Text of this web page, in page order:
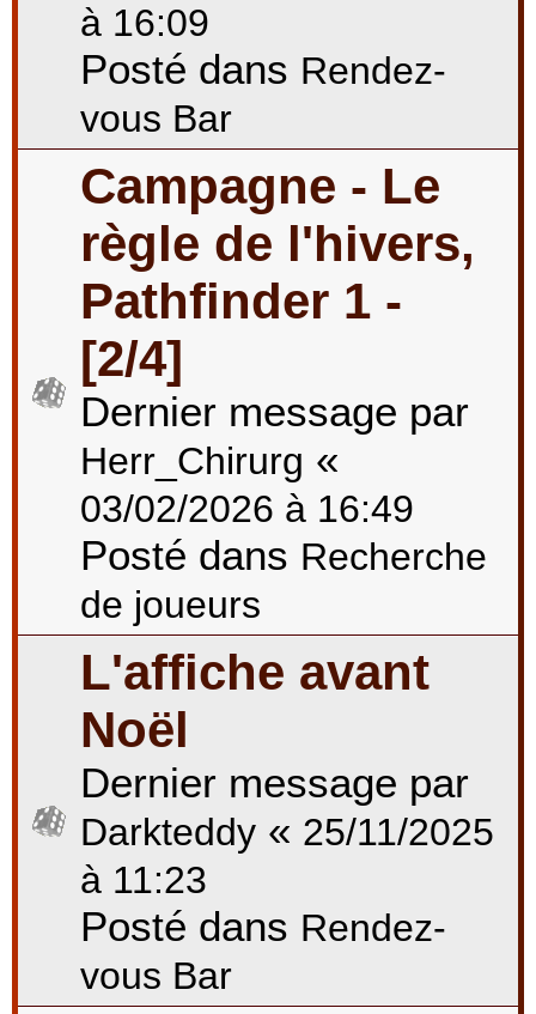
à 16:09
Posté dans Rendez-
vous Bar
Campagne - Le
règle de l'hivers,
Pathfinder 1 -
[2/4]
Dernier message par
Herr_Chirurg «
03/02/2026 à 16:49
Posté dans Recherche
de joueurs
L'affiche avant
Noël
Dernier message par
Darkteddy « 25/11/2025
à 11:23
Posté dans Rendez-
vous Bar